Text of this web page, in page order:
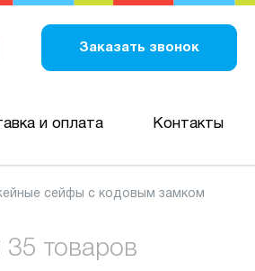
Заказать звонок
и оплата Контакты
сейфы с кодовым замком
35 товаров